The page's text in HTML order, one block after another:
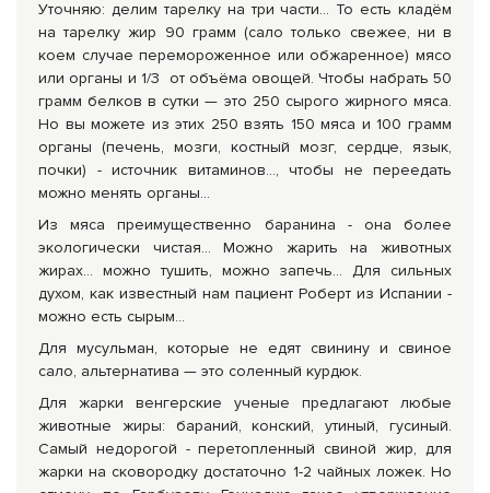
Уточняю: делим тарелку на три части... То есть кладём
на тарелку жир 90 грамм (сало только свежее, ни в
коем случае перемороженное или обжаренное) мясо
или органы и 1/3 от объёма овощей. Чтобы набрать 50
грамм белков в сутки — это 250 сырого жирного мяса.
Но вы можете из этих 250 взять 150 мяса и 100 грамм
органы (печень, мозги, костный мозг, сердце, язык,
почки) - источник витаминов..., чтобы не переедать
можно менять органы...
Из мяса преимущественно баранина - она более
экологически чистая... Можно жарить на животных
жирах... можно тушить, можно запечь... Для сильных
духом, как известный нам пациент Роберт из Испании -
можно есть сырым...
Для мусульман, которые не едят свинину и свиное
сало, альтернатива — это соленный курдюк.
Для жарки венгерские ученые предлагают любые
животные жиры: бараний, конский, утиный, гусиный.
Самый недорогой - перетопленный свиной жир, для
жарки на сковородку достаточно 1-2 чайных ложек. Но